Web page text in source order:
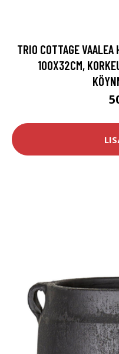
TRIO COTTAGE VAALEA
100X32CM,